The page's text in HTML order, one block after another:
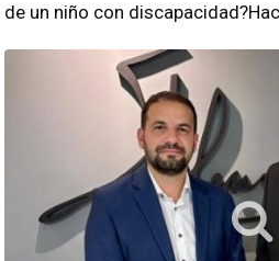
de un niño con